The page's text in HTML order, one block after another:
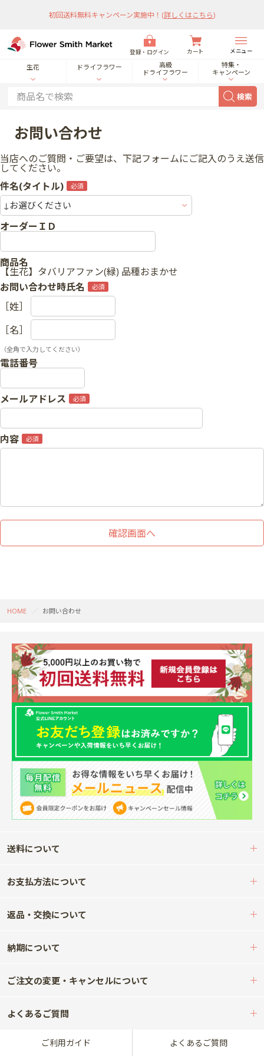
初回送料無料キャンペーン実施中！ (詳しくはこちら)
登録・ログイン カート メニュー
生花 ドライフラワー
高級
ドライフラワー
特集・
キャンペーン
検索
お問い合わせ
当店へのご質問・ご要望は、下記フォームにご記入のうえ送信
してください。
件名(タイトル)
オーダーＩＤ
商品名
【生花】タバリアファン(緑) 品種おまかせ
お問い合わせ時氏名
［姓］
［名］
（全角で入力してください）
電話番号
メールアドレス
内容
HOME お問い合わせ
送料について
お支払方法について
返品・交換について
納期について
ご注文の変更・キャンセルについて
よくあるご質問
ご利用ガイド よくあるご質問